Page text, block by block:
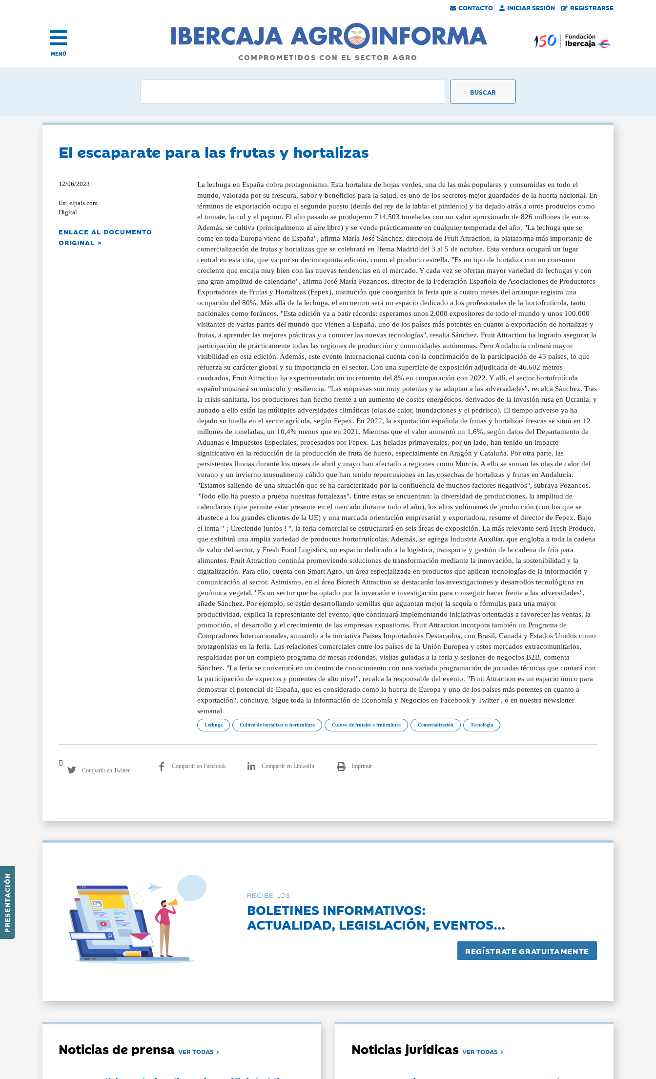
CONTACTO INICIAR SESIÓN REGISTRARSE
PRESENTACIÓN
MENÚ COMPROMETIDOS CON EL SECTOR AGRO
El escaparate para las frutas y hortalizas
12/06/2023
En: elpais.com
Digital
ENLACE AL DOCUMENTO
ORIGINAL >
La lechuga en España cobra protagonismo. Esta hortaliza de hojas verdes, una de las más populares y consumidas en todo el
mundo, valorada por su frescura, sabor y beneficios para la salud, es uno de los secretos mejor guardados de la huerta nacional. En
términos de exportación ocupa el segundo puesto (detrás del rey de la tabla: el pimiento) y ha dejado atrás a otros productos como
el tomate, la col y el pepino. El año pasado se produjeron 714.503 toneladas con un valor aproximado de 826 millones de euros.
Además, se cultiva (principalmente al aire libre) y se vende prácticamente en cualquier temporada del año. "La lechuga que se
come en toda Europa viene de España", afirma María José Sánchez, directora de Fruit Attraction, la plataforma más importante de
comercialización de frutas y hortalizas que se celebrará en Ifema Madrid del 3 al 5 de octubre. Esta verdura ocupará un lugar
central en esta cita, que va por su decimoquinta edición, como el producto estrella. "Es un tipo de hortaliza con un consumo
creciente que encaja muy bien con las nuevas tendencias en el mercado. Y cada vez se ofertan mayor variedad de lechugas y con
una gran amplitud de calendario", afirma José María Pozancos, director de la Federación Española de Asociaciones de Productores
Exportadores de Frutas y Hortalizas (Fepex), institución que coorganiza la feria que a cuatro meses del arranque registra una
ocupación del 80%. Más allá de la lechuga, el encuentro será un espacio dedicado a los profesionales de la hortofrutícola, tanto
nacionales como foráneos. "Esta edición va a batir récords: esperamos unos 2.000 expositores de todo el mundo y unos 100.000
visitantes de varias partes del mundo que vienen a España, uno de los países más potentes en cuanto a exportación de hortalizas y
frutas, a aprender las mejores prácticas y a conocer las nuevas tecnologías", resalta Sánchez. Fruit Attraction ha logrado asegurar la
participación de prácticamente todas las regiones de producción y comunidades autónomas. Pero Andalucía cobrará mayor
visibilidad en esta edición. Además, este evento internacional cuenta con la confirmación de la participación de 45 países, lo que
refuerza su carácter global y su importancia en el sector. Con una superficie de exposición adjudicada de 46.602 metros
cuadrados, Fruit Attraction ha experimentado un incremento del 8% en comparación con 2022. Y allí, el sector hortofrutícola
español mostrará su músculo y resiliencia. "Las empresas son muy potentes y se adaptan a las adversidades", recalca Sánchez. Tras
la crisis sanitaria, los productores han hecho frente a un aumento de costes energéticos, derivados de la invasión rusa en Ucrania, y
aunado a ello están las múltiples adversidades climáticas (olas de calor, inundaciones y el pedrisco). El tiempo adverso ya ha
dejado su huella en el sector agrícola, según Fepex. En 2022, la exportación española de frutas y hortalizas frescas se situó en 12
millones de toneladas, un 10,4% menos que en 2021. Mientras que el valor aumentó un 1,6%, según datos del Departamento de
Aduanas e Impuestos Especiales, procesados por Fepex. Las heladas primaverales, por un lado, han tenido un impacto
significativo en la reducción de la producción de fruta de hueso, especialmente en Aragón y Cataluña. Por otra parte, las
persistentes lluvias durante los meses de abril y mayo han afectado a regiones como Murcia. A ello se suman las olas de calor del
verano y un invierno inusualmente cálido que han tenido repercusiones en las cosechas de hortalizas y frutas en Andalucía.
"Estamos saliendo de una situación que se ha caracterizado por la confluencia de muchos factores negativos", subraya Pozancos.
"Todo ello ha puesto a prueba nuestras fortalezas". Entre estas se encuentran: la diversidad de producciones, la amplitud de
calendarios (que permite estar presente en el mercado durante todo el año), los altos volúmenes de producción (con los que se
abastece a los grandes clientes de la UE) y una marcada orientación empresarial y exportadora, resume el director de Fepex. Bajo
el lema " ¡ Creciendo juntos ! ", la feria comercial se estructurará en seis áreas de exposición. La más relevante será Fresh Produce,
que exhibirá una amplia variedad de productos hortofrutícolas. Además, se agrega Industria Auxiliar, que engloba a toda la cadena
de valor del sector, y Fresh Food Logistics, un espacio dedicado a la logística, transporte y gestión de la cadena de frío para
alimentos. Fruit Attraction continúa promoviendo soluciones de transformación mediante la innovación, la sostenibilidad y la
digitalización. Para ello, cuenta con Smart Agro, un área especializada en productos que aplican tecnologías de la información y
comunicación al sector. Asimismo, en el área Biotech Attraction se destacarán las investigaciones y desarrollos tecnológicos en
genómica vegetal. "Es un sector que ha optado por la inversión e investigación para conseguir hacer frente a las adversidades",
añade Sánchez. Por ejemplo, se están desarrollando semillas que aguantan mejor la sequía o fórmulas para una mayor
productividad, explica la representante del evento, que continuará implementando iniciativas orientadas a favorecer las ventas, la
promoción, el desarrollo y el crecimiento de las empresas expositoras. Fruit Attraction incorpora también un Programa de
Compradores Internacionales, sumando a la iniciativa Países Importadores Destacados, con Brasil, Canadá y Estados Unidos como
protagonistas en la feria. Las relaciones comerciales entre los países de la Unión Europea y estos mercados extracomunitarios,
respaldadas por un completo programa de mesas redondas, visitas guiadas a la feria y sesiones de negocios B2B, comenta
Sánchez. "La feria se convertirá en un centro de conocimiento con una variada programación de jornadas técnicas que contará con
la participación de expertos y ponentes de alto nivel", recalca la responsable del evento. "Fruit Attraction es un espacio único para
demostrar el potencial de España, que es considerado como la huerta de Europa y uno de los países más potentes en cuanto a
exportación", concluye. Sigue toda la información de Economía y Negocios en Facebook y Twitter , o en nuestra newsletter
semanal
Lechuga Cultivo de hortalizas u horticultura Cultivo de frutales o fruticultura Comercialización Tecnología
Compartir en Twitter
Compartir en Facebook Compartir en LinkedIn Imprimir
RECIBE LOS
BOLETINES INFORMATIVOS:
ACTUALIDAD, LEGISLACIÓN, EVENTOS...
Noticias de prensaVER TODAS Noticias jurídicasVER TODAS